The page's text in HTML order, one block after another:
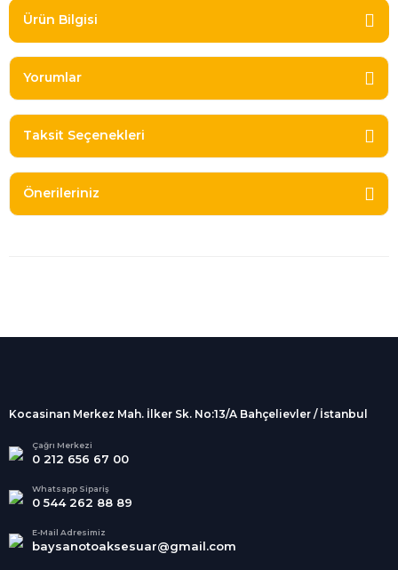
Ürün Bilgisi
Yorumlar
Taksit Seçenekleri
Önerileriniz
Alışveriş
kargolanmaktadır.
Tüm Kredi Kartlarına taksit
seçenekleri
Kocasinan Merkez Mah. İlker Sk. No:13/A Bahçelievler / İstanbul
Çağrı Merkezi
0 212 656 67 00
Whatsapp Sipariş
0 544 262 88 89
E-Mail Adresimiz
baysanotoaksesuar@gmail.com